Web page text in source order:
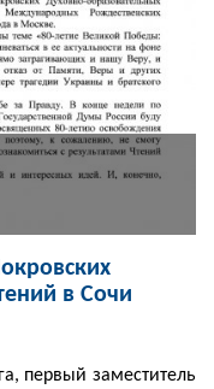
в Сочи
первый заместитель